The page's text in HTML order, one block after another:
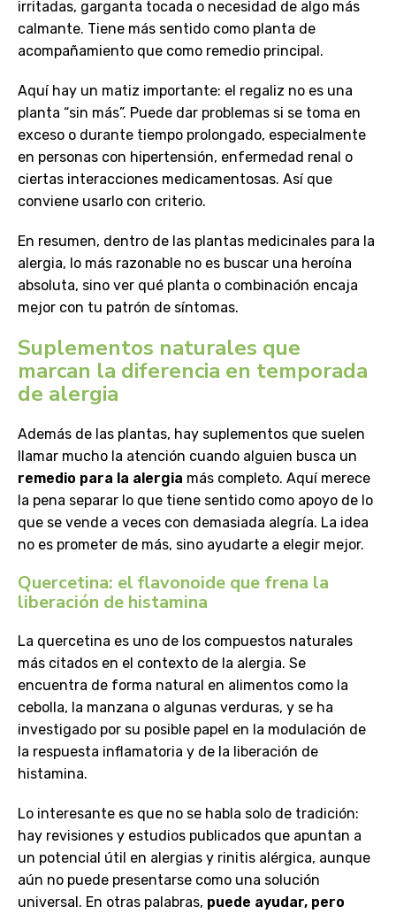
irritadas, garganta tocada o necesidad de algo más
calmante. Tiene más sentido como planta de
acompañamiento que como remedio principal.
Aquí hay un matiz importante: el regaliz no es una
planta “sin más”. Puede dar problemas si se toma en
exceso o durante tiempo prolongado, especialmente
en personas con hipertensión, enfermedad renal o
ciertas interacciones medicamentosas. Así que
conviene usarlo con criterio.
En resumen, dentro de las plantas medicinales para la
alergia, lo más razonable no es buscar una heroína
absoluta, sino ver qué planta o combinación encaja
mejor con tu patrón de síntomas.
Suplementos naturales que
marcan la diferencia en temporada
de alergia
Además de las plantas, hay suplementos que suelen
llamar mucho la atención cuando alguien busca un
remedio para la alergia más completo. Aquí merece
la pena separar lo que tiene sentido como apoyo de lo
que se vende a veces con demasiada alegría. La idea
no es prometer de más, sino ayudarte a elegir mejor.
Quercetina: el flavonoide que frena la
liberación de histamina
La quercetina es uno de los compuestos naturales
más citados en el contexto de la alergia. Se
encuentra de forma natural en alimentos como la
cebolla, la manzana o algunas verduras, y se ha
investigado por su posible papel en la modulación de
la respuesta inflamatoria y de la liberación de
histamina.
Lo interesante es que no se habla solo de tradición:
hay revisiones y estudios publicados que apuntan a
un potencial útil en alergias y rinitis alérgica, aunque
aún no puede presentarse como una solución
universal. En otras palabras, puede ayudar, pero